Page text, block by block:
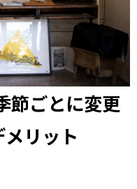
節ごとに変更
リット